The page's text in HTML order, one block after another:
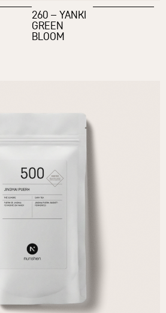
260 – YANKI
GREEN
BLOOM